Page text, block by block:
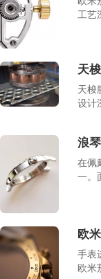
工艺
天
天梭
设计
浪
在佩
一。
欧
手表
欧米